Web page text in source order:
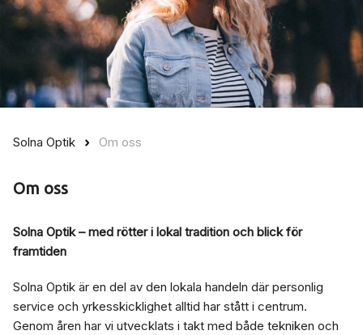
Solna Optik Om oss
Om oss
Solna Optik – med rötter i lokal tradition och blick för
framtiden
Solna Optik är en del av den lokala handeln där personlig
service och yrkesskicklighet alltid har stått i centrum.
Genom åren har vi utvecklats i takt med både tekniken och